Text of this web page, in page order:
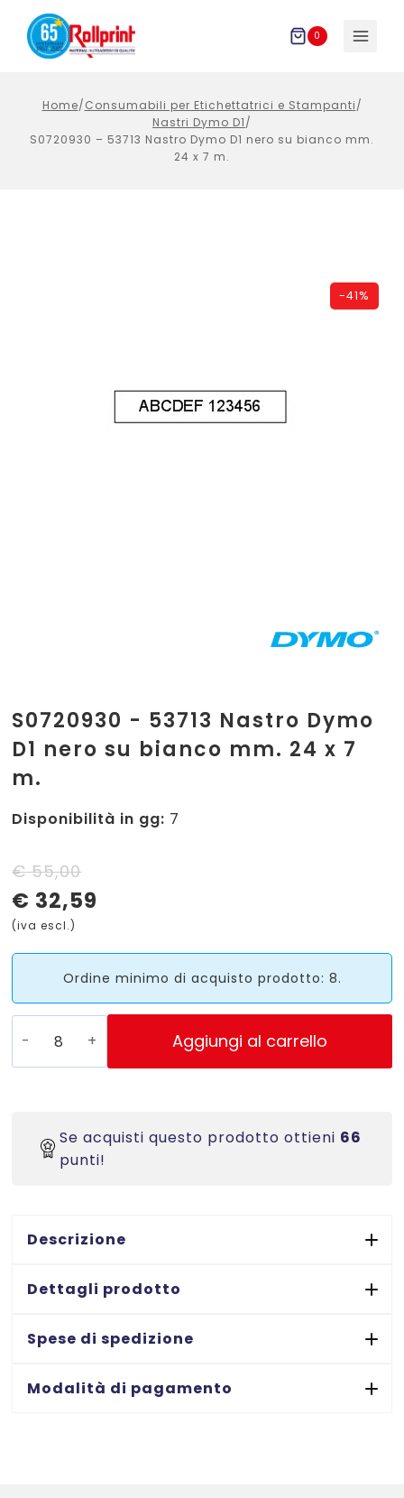
Salta
contenuto
0
Home/Consumabili per Etichettatrici e Stampanti/
Nastri Dymo D1/
S0720930 – 53713 Nastro Dymo D1 nero su bianco mm.
24 x 7 m.
-41%
S0720930 - 53713 Nastro Dymo
D1 nero su bianco mm. 24 x 7
m.
Disponibilità in gg: 7
€55,00
Il
prezzo
originale
€ 55,00.
€ 32,59
Il
prezzo
attuale
€ 32,59.
(iva escl.)
Ordine minimo di acquisto prodotto: 8.
S0720930
D1
nero
mm.
x
quantità
Aggiungi al carrello
Se acquisti questo prodotto ottieni 66
punti!
Descrizione
Dettagli prodotto
Spese di spedizione
Modalità di pagamento